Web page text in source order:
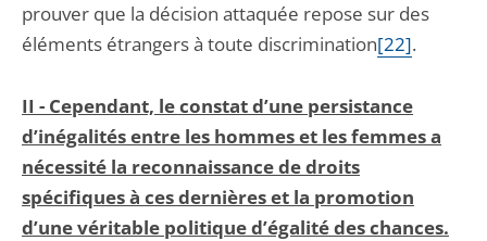
prouver que la décision attaquée repose sur des
éléments étrangers à toute discrimination[22].
II - Cependant, le constat d’une persistance
d’inégalités entre les hommes et les femmes a
nécessité la reconnaissance de droits
spécifiques à ces dernières et la promotion
d’une véritable politique d’égalité des chances.